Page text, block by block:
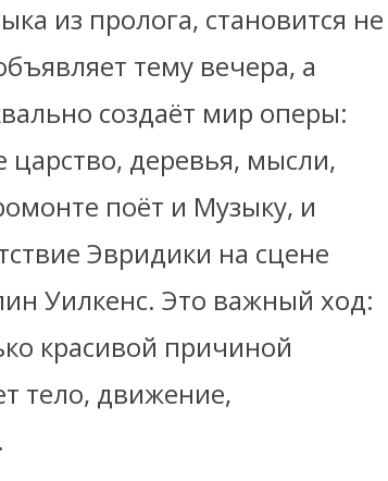
из пролога, становится не
тему вечера, а
создаёт мир оперы:
деревья, мысли,
поёт и Музыку, и
Эвридики на сцене
Уилкенс. Это важный ход:
красивой причиной
тело, движение,